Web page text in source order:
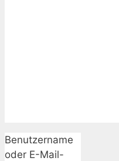
Benutzername
oder E-Mail-